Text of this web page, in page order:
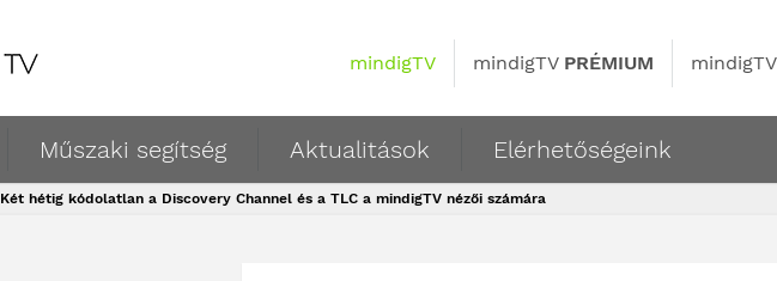
mindigTV mindigTV PRÉMIUM
Műszaki segítség Aktualitások Elérhetőségeink
Két hétig kódolatlan a Discovery Channel és a TLC a mindigTV nézői számára